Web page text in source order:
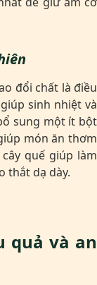
đổi chất là điều
sinh nhiệt và
sung một ít bột
món ăn thơm
quế giúp làm
thắt dạ dày.
quả và an